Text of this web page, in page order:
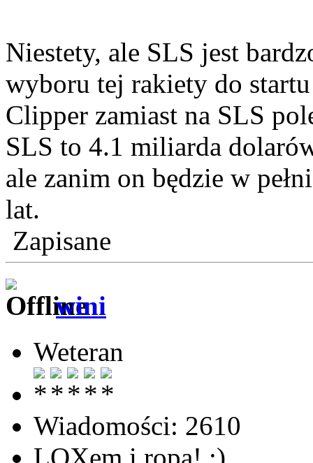
Niestety, ale SLS jest
wyboru tej rakiety do
Clipper zamiast na SLS
SLS to 4.1 miliarda
ale zanim on będzie w
lat.
Zapisane
wini
Weteran
Wiadomości: 2610
LOXem i ropą! ;)